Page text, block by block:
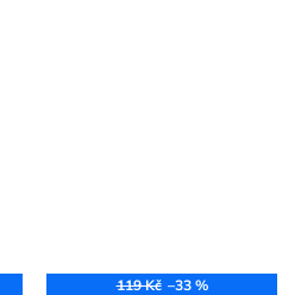
119 Kč –33 %